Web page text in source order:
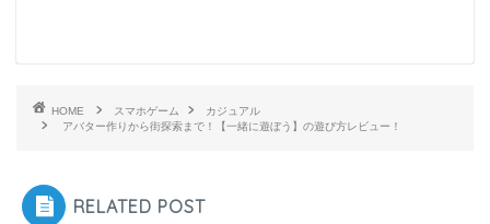
HOME スマホゲーム
カジュアル
アバター作りから街探索まで！【一緒に遊ぼう】の遊び方レビュー！
RELATED POST